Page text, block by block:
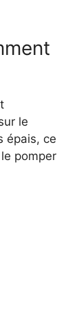
le
épais, ce
pomper